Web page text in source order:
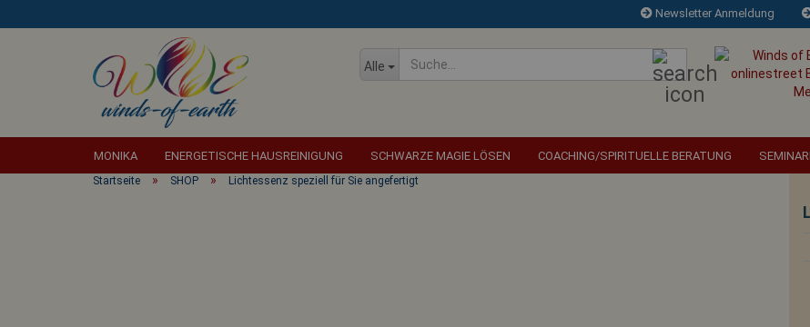
Newsletter Anmeldung
Alle
Suche...
MONIKA ENERGETISCHE HAUSREINIGUNG SCHWARZE MAGIE LÖSEN COACHING/SPIRITUELLE BERATUNG
Startseite » SHOP » Lichtessenz speziell für Sie angefertigt